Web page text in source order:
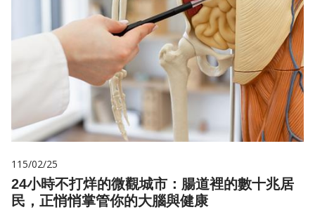
115/02/25
24小時不打烊的微觀城市：腸道裡的數十兆居
民，正悄悄掌管你的大腦與健康